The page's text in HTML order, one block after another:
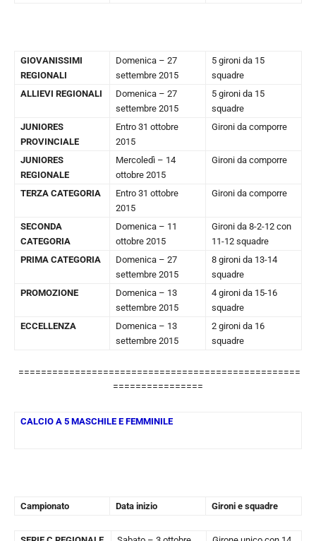
GIOVANISSIMI
REGIONALI
Domenica – 27
settembre 2015
5 gironi da 15
squadre
ALLIEVI REGIONALI
Domenica – 27
settembre 2015
5 gironi da 15
squadre
JUNIORES
PROVINCIALE
Entro 31 ottobre
2015
Gironi da comporre
JUNIORES
REGIONALE
Mercoledì – 14
ottobre 2015
Gironi da comporre
TERZA CATEGORIA
Entro 31 ottobre
2015
Gironi da comporre
SECONDA
CATEGORIA
Domenica – 11
ottobre 2015
Gironi da 8-2-12 con
11-12 squadre
PRIMA CATEGORIA
Domenica – 27
settembre 2015
8 gironi da 13-14
squadre
PROMOZIONE
Domenica – 13
settembre 2015
4 gironi da 15-16
squadre
ECCELLENZA
Domenica – 13
settembre 2015
2 gironi da 16
squadre
==================================================
================
CALCIO A 5 MASCHILE E FEMMINILE
Campionato Data inizio Gironi e squadre